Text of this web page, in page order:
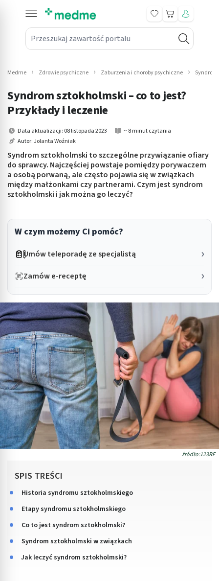
Przeszukaj zawartość portalu
Koszyk
submenu: Leki na receptę
submenu: Mama i dziecko
submenu: Kosmetyki
submenu: Higiena
submenu: Sprzęt medyczny
submenu: Intymne
Medme Zdrowie psychiczne Zaburzenia i choroby psychiczne Syndrom
Syndrom sztokholmski – co to jest?
Przykłady i leczenie
Data aktualizacji: 08 listopada 2023
~ 8 minut czytania
Autor:Jolanta Woźniak
Syndrom sztokholmski to szczególne przywiązanie ofiary
do sprawcy. Najczęściej powstaje pomiędzy porywaczem
a osobą porwaną, ale często pojawia się w związkach
między małżonkami czy partnerami. Czym jest syndrom
sztokholmski i jak można go leczyć?
W czym możemy Ci pomóc?
Umów teleporadę ze specjalistą
Zamów e-receptę
źródło:123RF
SPIS TREŚCI
Historia syndromu sztokholmskiego
Etapy syndromu sztokholmskiego
Co to jest syndrom sztokholmski?
Syndrom sztokholmski w związkach
Jak leczyć syndrom sztokholmski?